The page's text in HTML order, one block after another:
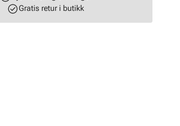
Gratis retur i butikk